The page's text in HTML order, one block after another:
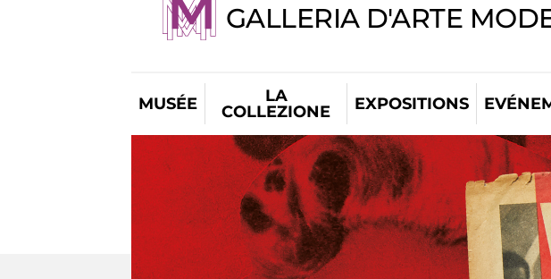
GALLERIA D'ARTE
MUSÉE
LA
COLLEZIONE
EXPOSITIONS